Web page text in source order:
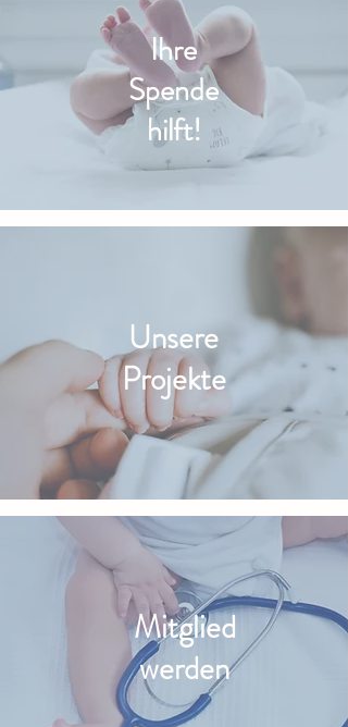
Ihre
Spende
hilft!
Unsere
Projekte
Mitglied
werden